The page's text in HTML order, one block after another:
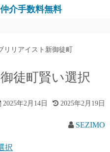
介手数料無料
リリアイスト新御徒町
徒町賢い選択
2025年2月14日 2025年2月19日
SEZIMO
択